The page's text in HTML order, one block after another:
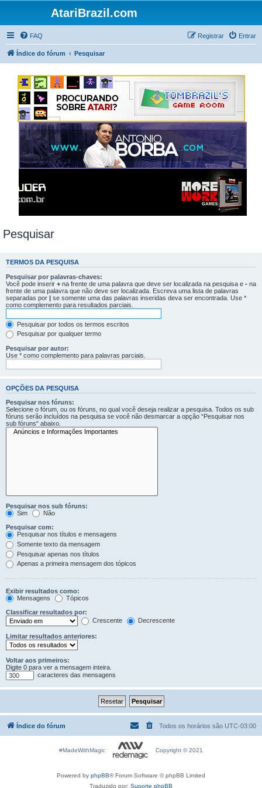
AtariBrazil.com
FAQ Entrar
Registrar
Índice do fórum Pesquisar
Pesquisar
TERMOS DA PESQUISA
Pesquisar por palavras-chaves:
Você pode inserir + na frente de uma palavra que deve ser localizada na pesquisa e - na
frente de uma palavra que não deve ser localizada. Escreva uma lista de palavras
separadas por | se somente uma das palavras inseridas deva ser encontrada. Use *
como complemento para resultados parciais.
Pesquisar por todos os termos escritos
Pesquisar por qualquer termo
Pesquisar por autor:
Use * como complemento para palavras parciais.
OPÇÕES DA PESQUISA
Pesquisar nos fóruns:
Selecione o fórum, ou os fóruns, no qual você deseja realizar a pesquisa. Todos os sub
fóruns serão incluídos na pesquisa se você não desmarcar a opção “Pesquisar nos
sub fóruns“ abaixo.
Pesquisar nos sub fóruns:
Sim
Não
Pesquisar com:
Pesquisar nos títulos e mensagens
Somente texto da mensagem
Pesquisar apenas nos títulos
Apenas a primeira mensagem dos tópicos
Exibir resultados como:
Mensagens
Tópicos
Classificar resultados por:
Crescente
Decrescente
Limitar resultados anteriores:
Voltar aos primeiros:
Digite 0 para ver a mensagem inteira.
caracteres das mensagens
Índice do fórum Todos os horários são UTC-03:00
#MadeWithMagic Copyright © 2021
Powered by phpBB® Forum Software © phpBB Limited
Traduzido por: Suporte phpBB